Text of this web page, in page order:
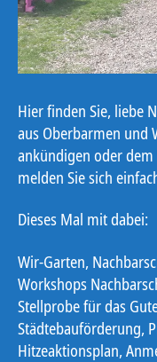
Hier finden Sie, liebe
aus Oberbarmen und
ankündigen oder
melden Sie sich
Dieses Mal mit dabei:
Wir-Garten,
Workshops
Stellprobe für das
Städtebauförderung,
Hitzeaktionsplan,